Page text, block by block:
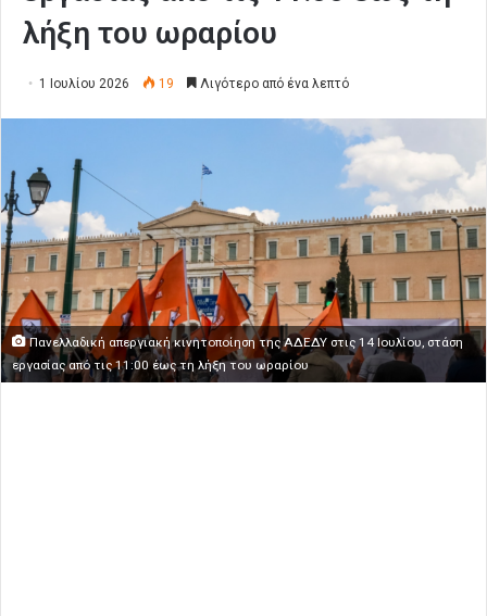
λήξη του ωραρίου
1 Ιουλίου 2026 19 Λιγότερο από ένα λεπτό
Πανελλαδική απεργιακή κινητοποίηση της ΑΔΕΔΥ στις 14 Ιουλίου, στάση
εργασίας από τις 11:00 έως τη λήξη του ωραρίου